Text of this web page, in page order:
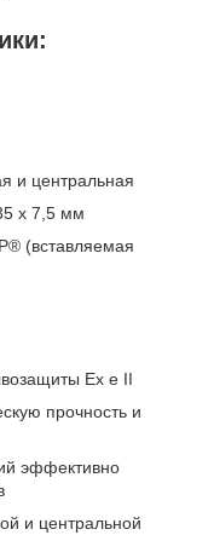
и центральная
x 7,5 мм
(вставляемая
Ex e II
прочность и
эффективно
и центральной